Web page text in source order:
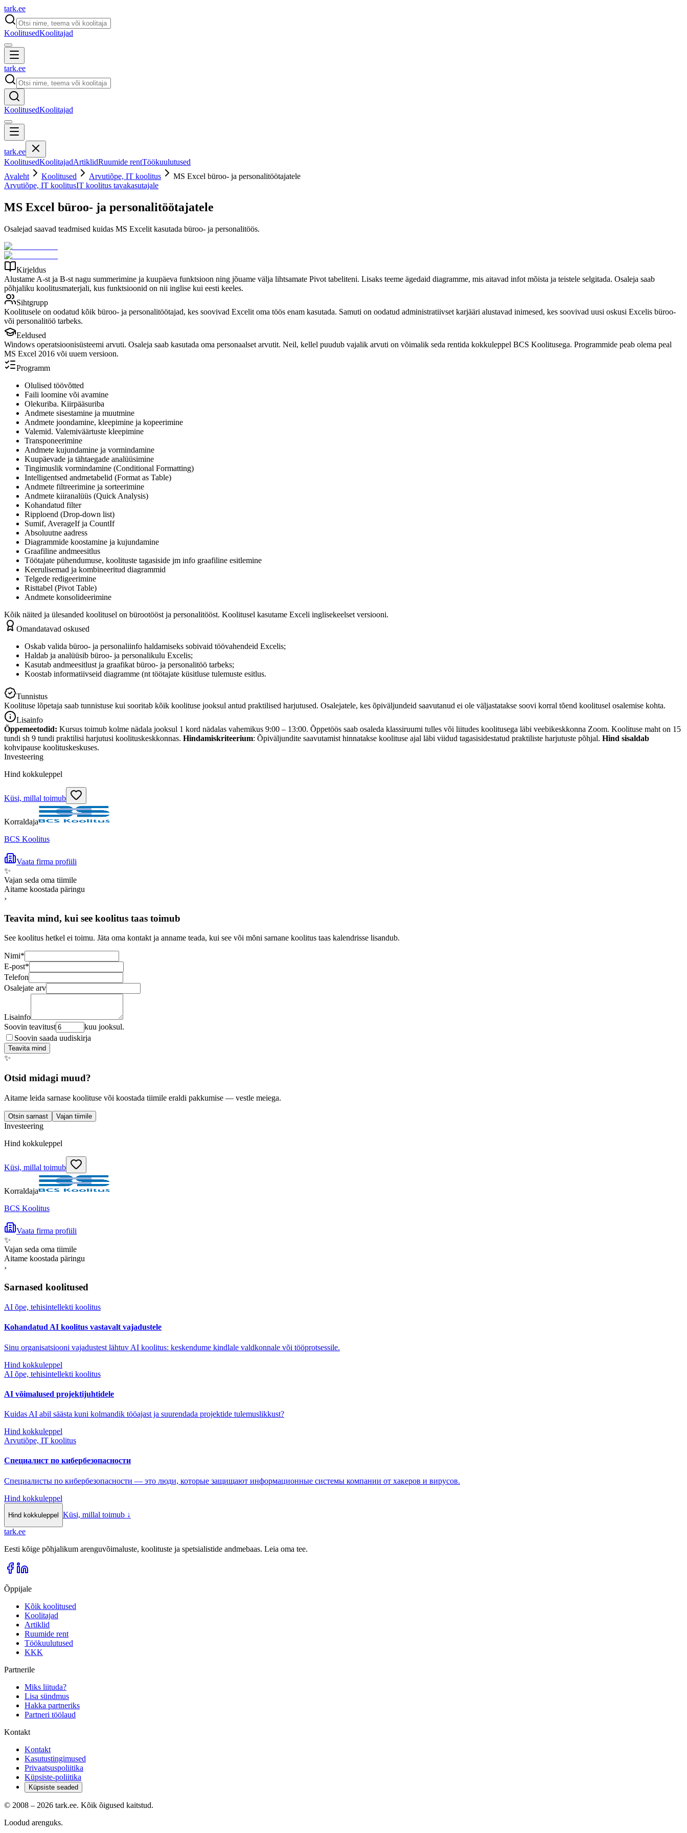
tark.ee
KoolitusedKoolitajad
tark.ee
KoolitusedKoolitajad
tark.ee
KoolitusedKoolitajadArtiklidRuumide rentTöökuulutused
Avaleht
Koolitused Arvutiõpe, IT koolitus
MS Excel büroo- ja personalitöötajatele
Arvutiõpe, IT koolitusIT koolitus tavakasutajale
MS Excel büroo- ja personalitöötajatele
Osalejad saavad teadmised kuidas MS Excelit kasutada büroo- ja personalitöös.
Kirjeldus
Alustame A-st ja B-st nagu summerimine ja kuupäeva funktsioon ning jõuame välja lihtsamate Pivot tabeliteni. Lisaks teeme ägedaid diagramme, mis aitavad infot mõista ja teistele selgitada. Osaleja saab
põhjaliku koolitusmaterjali, kus funktsioonid on nii inglise kui eesti keeles.
Sihtgrupp
Koolitusele on oodatud kõik büroo- ja personalitöötajad, kes soovivad Excelit oma töös enam kasutada. Samuti on oodatud administratiivset karjääri alustavad inimesed, kes soovivad uusi oskusi Excelis büroo-
või personalitöö tarbeks.
Eeldused
Windows operatsioonisüsteemi arvuti. Osaleja saab kasutada oma personaalset arvutit. Neil, kellel puudub vajalik arvuti on võimalik seda rentida kokkuleppel BCS Koolitusega. Programmide peab olema peal
MS Excel 2016 või uuem versioon.
Programm
Olulised töövõtted
Faili loomine või avamine
Olekuriba. Kiirpääsuriba
Andmete sisestamine ja muutmine
Andmete joondamine, kleepimine ja kopeerimine
Valemid. Valemiväärtuste kleepimine
Transponeerimine
Andmete kujundamine ja vormindamine
Kuupäevade ja tähtaegade analüüsimine
Tingimuslik vormindamine (Conditional Formatting)
Intelligentsed andmetabelid (Format as Table)
Andmete filtreerimine ja sorteerimine
Andmete kiiranalüüs (Quick Analysis)
Kohandatud filter
Ripploend (Drop-down list)
Sumif, AverageIf ja CountIf
Absoluutne aadress
Diagrammide koostamine ja kujundamine
Graafiline andmeesitlus
Töötajate pühendumuse, koolituste tagasiside jm info graafiline esitlemine
Keerulisemad ja kombineeritud diagrammid
Telgede redigeerimine
Risttabel (Pivot Table)
Andmete konsolideerimine
Kõik näited ja ülesanded koolitusel on bürootööst ja personalitööst. Koolitusel kasutame Exceli inglisekeelset versiooni.
Omandatavad oskused
Oskab valida büroo- ja personaliinfo haldamiseks sobivaid töövahendeid Excelis;
Haldab ja analüüsib büroo- ja personalikulu Excelis;
Kasutab andmeesitlust ja graafikat büroo- ja personalitöö tarbeks;
Koostab informatiivseid diagramme (nt töötajate küsitluse tulemuste esitlus.
Tunnistus
Koolituse lõpetaja saab tunnistuse kui sooritab kõik koolituse jooksul antud praktilised harjutused. Osalejatele, kes õpiväljundeid saavutanud ei ole väljastatakse soovi korral tõend koolitusel osalemise kohta.
Lisainfo
Õppemeetodid: Kursus toimub kolme nädala jooksul 1 kord nädalas vahemikus 9:00 – 13:00. Õppetöös saab osaleda klassiruumi tulles või liitudes koolitusega läbi veebikeskkonna Zoom. Koolituse maht on 15
tundi sh 9 tundi praktilisi harjutusi koolituskeskkonnas. Hindamiskriteerium: Õpiväljundite saavutamist hinnatakse koolituse ajal läbi viidud tagasisidestatud praktiliste harjutuste põhjal. Hind sisaldab
kohvipause koolituskeskuses.
Investeering
Hind kokkuleppel
Küsi, millal toimub
Korraldaja
BCS Koolitus
Vaata firma profiili
✨
Vajan seda oma tiimile
Aitame koostada päringu
›
Teavita mind, kui see koolitus taas toimub
See koolitus hetkel ei toimu. Jäta oma kontakt ja anname teada, kui see või mõni sarnane koolitus taas kalendrisse lisandub.
Nimi*
E-post*
Telefon
Osalejate arv
Lisainfo
Soovin teavitust
kuu jooksul.
Soovin saada uudiskirja
Teavita mind
✨
Otsid midagi muud?
Aitame leida sarnase koolituse või koostada tiimile eraldi pakkumise — vestle meiega.
Otsin sarnast Vajan tiimile
Investeering
Hind kokkuleppel
Küsi, millal toimub
Korraldaja
BCS Koolitus
Vaata firma profiili
✨
Vajan seda oma tiimile
Aitame koostada päringu
›
Sarnased koolitused
AI õpe, tehisintellekti koolitus
Kohandatud AI koolitus vastavalt vajadustele
Sinu organisatsiooni vajadustest lähtuv AI koolitus: keskendume kindlale valdkonnale või tööprotsessile.
Hind kokkuleppel
AI õpe, tehisintellekti koolitus
AI võimalused projektijuhtidele
Kuidas AI abil säästa kuni kolmandik tööajast ja suurendada projektide tulemuslikkust?
Hind kokkuleppel
Arvutiõpe, IT koolitus
Специалист по кибербезопасности
Специалисты по кибербезопасности — это люди, которые защищают информационные системы компании от хакеров и вирусов.
Hind kokkuleppel
Hind kokkuleppel Küsi, millal toimub ↓
tark.ee
Eesti kõige põhjalikum arenguvõimaluste, koolituste ja spetsialistide andmebaas. Leia oma tee.
Õppijale
Kõik koolitused
Koolitajad
Artiklid
Ruumide rent
Töökuulutused
KKK
Partnerile
Miks liituda?
Lisa sündmus
Hakka partneriks
Partneri töölaud
Kontakt
Kontakt
Kasutustingimused
Privaatsuspoliitika
Küpsiste-poliitika
Küpsiste seaded
© 2008 – 2026 tark.ee. Kõik õigused kaitstud.
Loodud arenguks.